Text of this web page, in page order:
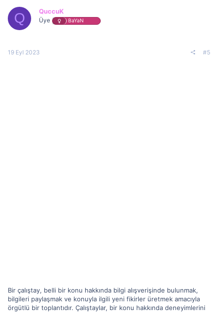
Q QuccuK
Üye BaYaN
19 Eyl 2023 #5
Bir çalıştay, belli bir konu hakkında bilgi alışverişinde bulunmak,
bilgileri paylaşmak ve konuyla ilgili yeni fikirler üretmek amacıyla
örgütlü bir toplantıdır. Çalıştaylar, bir konu hakkında deneyimlerini